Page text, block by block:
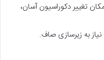
تغییر دکوراسیون آسان،
نیاز به زیرسازی صاف.